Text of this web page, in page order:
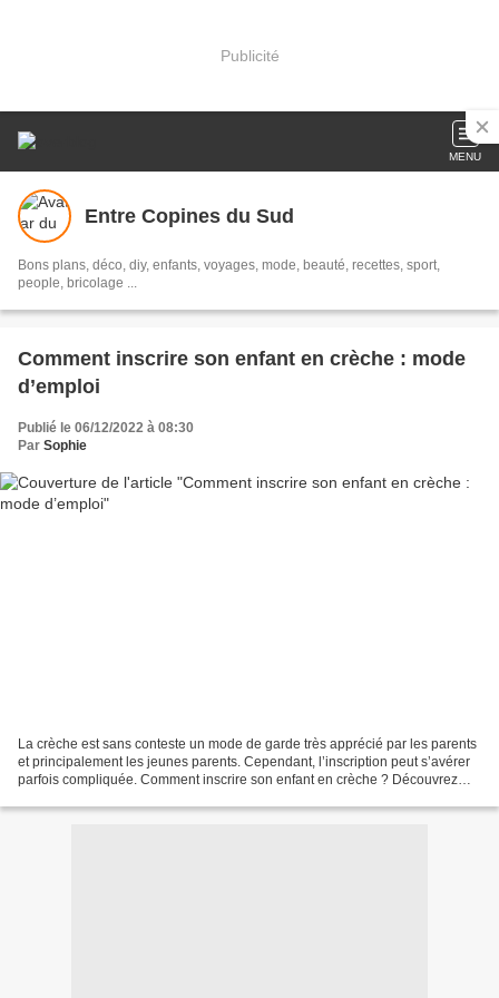
Publicité
MENU
Entre Copines du Sud
Bons plans, déco, diy, enfants, voyages, mode, beauté, recettes, sport,
people, bricolage ...
Comment inscrire son enfant en crèche : mode
d’emploi
Publié le 06/12/2022 à 08:30
Par Sophie
La crèche est sans conteste un mode de garde très apprécié par les parents
et principalement les jeunes parents. Cependant, l’inscription peut s’avérer
parfois compliquée. Comment inscrire son enfant en crèche ? Découvrez